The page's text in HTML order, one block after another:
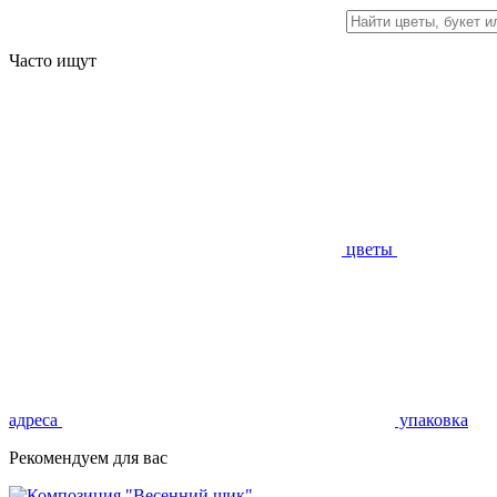
Часто ищут
цветы
адреса
упаковка
Рекомендуем для вас